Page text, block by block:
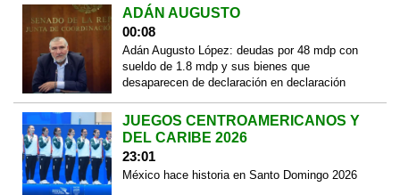
ADÁN AUGUSTO
00:08
Adán Augusto López: deudas por 48 mdp con
sueldo de 1.8 mdp y sus bienes que
desaparecen de declaración en declaración
JUEGOS CENTROAMERICANOS Y
DEL CARIBE 2026
23:01
México hace historia en Santo Domingo 2026